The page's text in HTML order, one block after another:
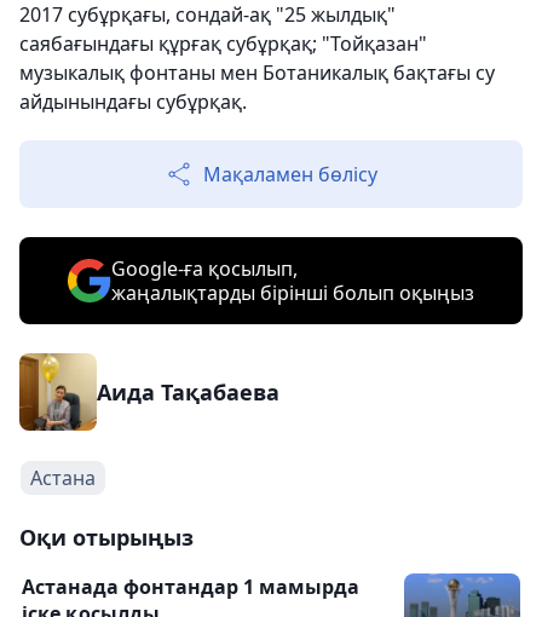
2017 субұрқағы, сондай-ақ "25 жылдық"
саябағындағы құрғақ субұрқақ; "Тойқазан"
музыкалық фонтаны мен Ботаникалық бақтағы су
айдынындағы субұрқақ.
Мақаламен бөлісу
Google-ға қосылып,
жаңалықтарды бірінші болып оқыңыз
Аида Тақабаева
Астана
Оқи отырыңыз
Астанада фонтандар 1 мамырда